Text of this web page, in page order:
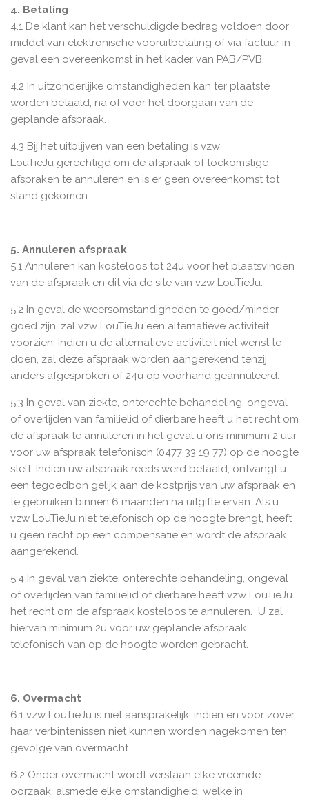
4. Betaling
4.1 De klant kan het verschuldigde bedrag voldoen door
middel van elektronische vooruitbetaling of via factuur in
geval een overeenkomst in het kader van PAB/PVB.
4.2 In uitzonderlijke omstandigheden kan ter plaatste
worden betaald, na of voor het doorgaan van de
geplande afspraak.
4.3 Bij het uitblijven van een betaling is vzw
LouTieJu gerechtigd om de afspraak of toekomstige
afspraken te annuleren en is er geen overeenkomst tot
stand gekomen.
5. Annuleren afspraak
5.1 Annuleren kan kosteloos tot 24u voor het plaatsvinden
van de afspraak en dit via de site van vzw LouTieJu.
5.2 In geval de weersomstandigheden te goed/minder
goed zijn, zal vzw LouTieJu een alternatieve activiteit
voorzien. Indien u de alternatieve activiteit niet wenst te
doen, zal deze afspraak worden aangerekend tenzij
anders afgesproken of 24u op voorhand geannuleerd.
5.3 In geval van ziekte, onterechte behandeling, ongeval
of overlijden van familielid of dierbare heeft u het recht om
de afspraak te annuleren in het geval u ons minimum 2 uur
voor uw afspraak telefonisch (0477 33 19 77) op de hoogte
stelt. Indien uw afspraak reeds werd betaald, ontvangt u
een tegoedbon gelijk aan de kostprijs van uw afspraak en
te gebruiken binnen 6 maanden na uitgifte ervan. Als u
vzw LouTieJu niet telefonisch op de hoogte brengt, heeft
u geen recht op een compensatie en wordt de afspraak
aangerekend.
5.4 In geval van ziekte, onterechte behandeling, ongeval
of overlijden van familielid of dierbare heeft vzw LouTieJu
het recht om de afspraak kosteloos te annuleren. U zal
hiervan minimum 2u voor uw geplande afspraak
telefonisch van op de hoogte worden gebracht.
6. Overmacht
6.1 vzw LouTieJu is niet aansprakelijk, indien en voor zover
haar verbintenissen niet kunnen worden nagekomen ten
gevolge van overmacht.
6.2 Onder overmacht wordt verstaan elke vreemde
oorzaak, alsmede elke omstandigheid, welke in